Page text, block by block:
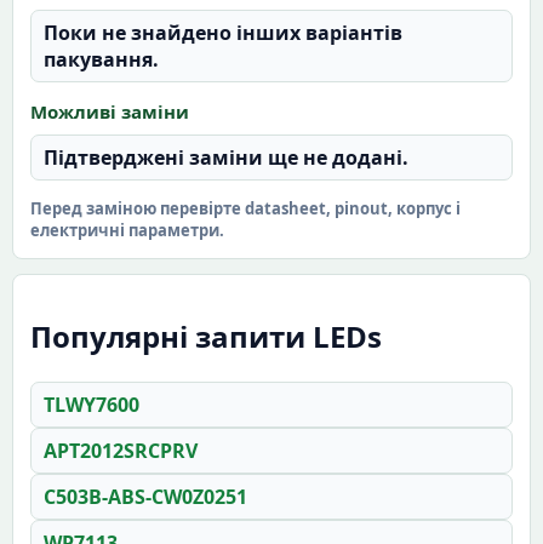
Поки не знайдено інших варіантів
пакування.
Можливі заміни
Підтверджені заміни ще не додані.
Перед заміною перевірте datasheet, pinout, корпус і
електричні параметри.
Популярні запити LEDs
TLWY7600
APT2012SRCPRV
C503B-ABS-CW0Z0251